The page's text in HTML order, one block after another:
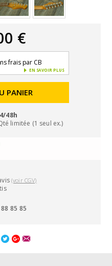
€
frais par CB
EN SAVOIR PLUS
PANIER
48h
limitée (1 seul ex.)
(voir CGV)
85 85